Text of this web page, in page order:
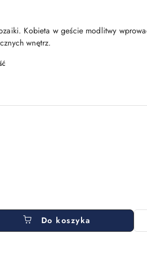
Kobieta w geście modlitwy
wnętrz.
Do koszyka